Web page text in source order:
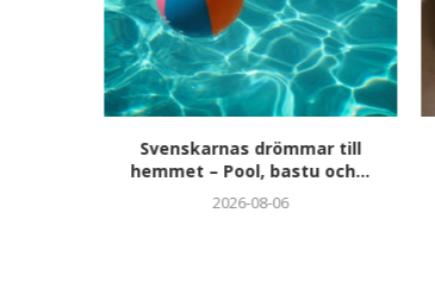
Svenskarnas drömmar till
hemmet – Pool, bastu och...
2026-08-06